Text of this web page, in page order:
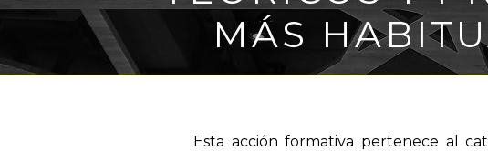
MÁS
Esta acción formativa pertenece al